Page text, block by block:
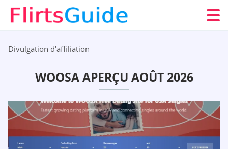
Divulgation d'affiliation
WOOSA APERÇU AOÛT 2026